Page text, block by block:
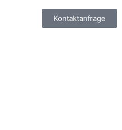
Kontaktanfrage